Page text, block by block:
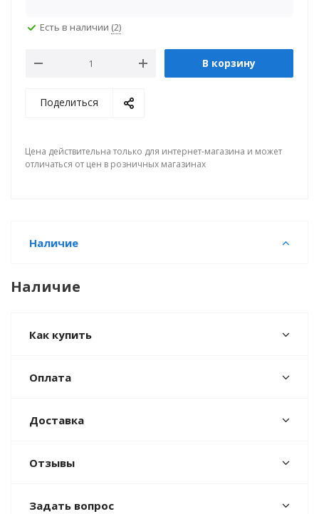
Есть в наличии (2)
В корзину
Поделиться
Цена действительна только для интернет-магазина и может
отличаться от цен в розничных магазинах
Наличие
Наличие
Как купить
Оплата
Доставка
Отзывы
Задать вопрос